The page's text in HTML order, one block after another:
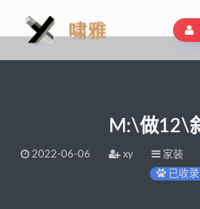
M:\做12\
2022-06-06 xy 家装
已收录